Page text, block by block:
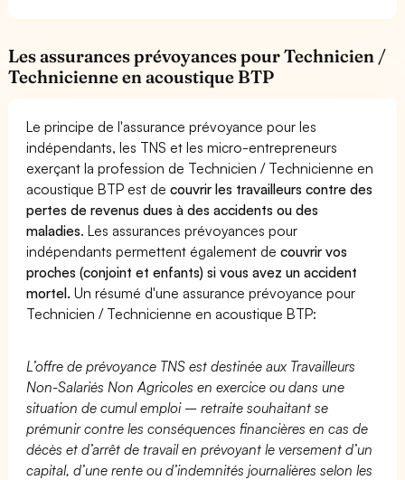
Les assurances prévoyances pour Technicien /
Technicienne en acoustique BTP
Le principe de l'assurance prévoyance pour les
indépendants, les TNS et les micro-entrepreneurs
exerçant la profession de Technicien / Technicienne en
acoustique BTP est decouvrir les travailleurs contre des
pertes de revenus dues à des accidents ou des
maladies. Les assurances prévoyances pour
indépendants permettent également decouvrir vos
proches (conjoint et enfants) si vous avez un accident
mortel. Un résumé d'une assurance prévoyance pour
Technicien / Technicienne en acoustique BTP:
L’offre de prévoyance TNS est destinée aux Travailleurs
Non-Salariés Non Agricoles en exercice ou dans une
situation de cumul emploi – retraite souhaitant se
prémunir contre les conséquences financières en cas de
décès et d’arrêt de travail en prévoyant le versement d’un
capital, d’une rente ou d’indemnités journalières selon les